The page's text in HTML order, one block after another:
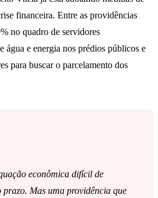
financeira. Entre as providências
no quadro de servidores
água e energia nos prédios públicos e
para buscar o parcelamento dos
econômica difícil de
prazo. Mas uma providência que